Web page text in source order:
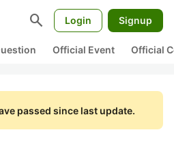
search Login Signup
Official Event Official
passed since last update.